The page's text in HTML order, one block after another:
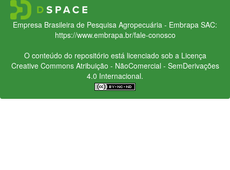
Empresa Brasileira de Pesquisa Agropecuária - Embrapa SAC:
https://www.embrapa.br/fale-conosco
O conteúdo do repositório está licenciado sob a Licença
Creative CommonsAtribuição - NãoComercial - SemDerivações
4.0 Internacional.